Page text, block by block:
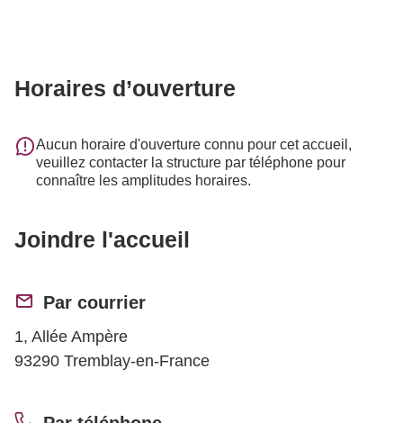
Horaires d’ouverture
Aucun horaire d'ouverture connu pour cet accueil,
veuillez contacter la structure par téléphone pour
connaître les amplitudes horaires.
Joindre l'accueil
Par courrier
1, Allée Ampère
93290 Tremblay-en-France